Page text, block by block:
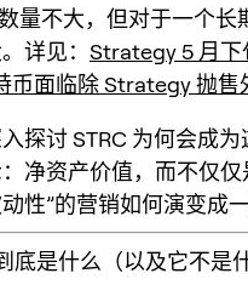
不大，但对于一个长
详见： Strategy 5 月下
币面临除 Strategy 抛售
探讨 STRC 为何会成
净资产价值，而不仅
性”的营销如何演变成
底是什么（以及它不是